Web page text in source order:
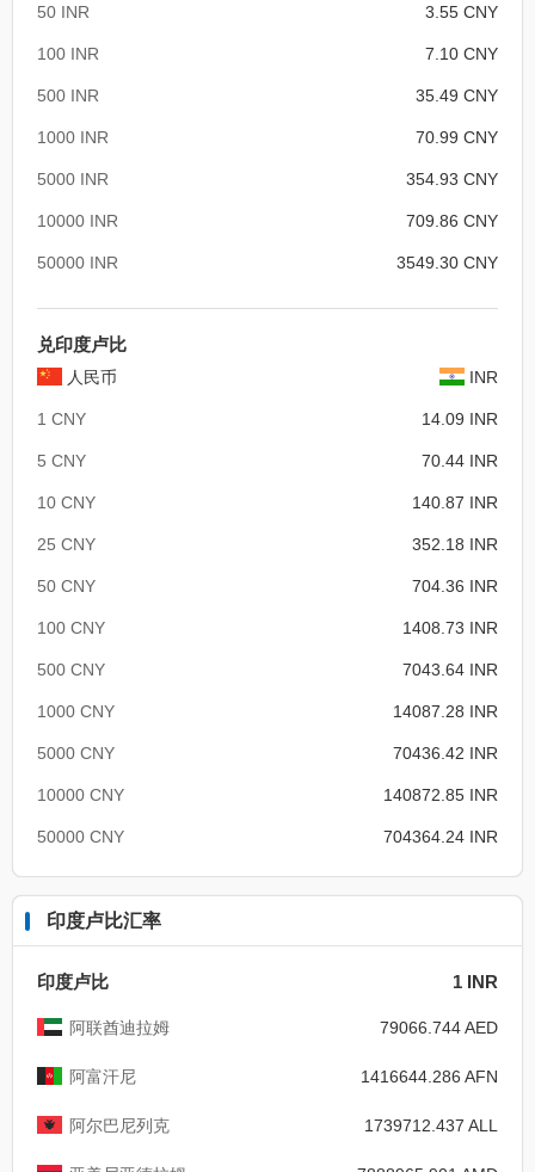
50 INR 3.55 CNY
100 INR 7.10 CNY
500 INR 35.49 CNY
1000 INR 70.99 CNY
5000 INR 354.93 CNY
10000 INR 709.86 CNY
50000 INR 3549.30 CNY
兑印度卢比
人民币 INR
1 CNY 14.09 INR
5 CNY 70.44 INR
10 CNY 140.87 INR
25 CNY 352.18 INR
50 CNY 704.36 INR
100 CNY 1408.73 INR
500 CNY 7043.64 INR
1000 CNY 14087.28 INR
5000 CNY 70436.42 INR
10000 CNY 140872.85 INR
50000 CNY 704364.24 INR
印度卢比汇率
印度卢比 1 INR
阿联酋迪拉姆 79066.744 AED
阿富汗尼 1416644.286 AFN
阿尔巴尼列克 1739712.437 ALL